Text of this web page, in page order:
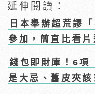
延伸閱讀：
日本舉辦超荒謬
參加，簡直比看片
錢包即財庫！6項
是大忌、舊皮夾該